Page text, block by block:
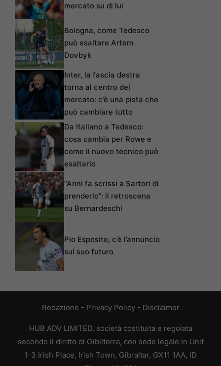
mercato su di lui
Bologna, come Tedesco
può esaltare Artem
Dovbyk
Inter, la fascia destra
torna al centro del
mercato: c’è una pista che
può cambiare tutto
Da Italiano a Tedesco:
cosa cambia per Rowe e
come il nuovo tecnico può
esaltarlo
“Anni fa scrissi a Sartori di
prenderlo”: il retroscena
su Bernardeschi
Pio Esposito, c’è l’annuncio
sul suo futuro
Redazione - Privacy Policy- Disclaimer
HUB ADV LIMITED, società costituita e regolata
secondo il diritto di Gibilterra, con sede legale in Unit
1-3 Irish Place, Irish Town, Gibraltar, GX11 1AA, ID